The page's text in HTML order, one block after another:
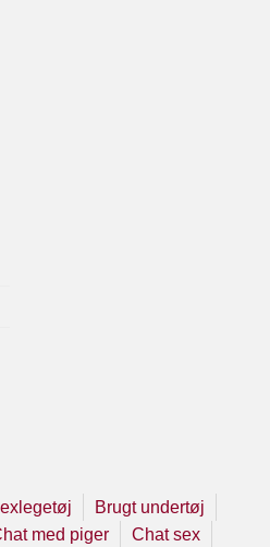
Brugt undertøj
med piger Chat sex